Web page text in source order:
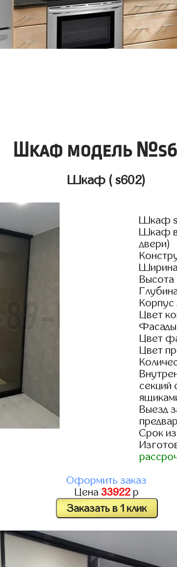
Шкаф модель
Шкаф ( s602)
Шкаф
Шкаф в
двери)
Цвет
Цвет
Цвет
секций
Выезд
Срок
Оформить заказ
Цена 33922 р
Заказать в 1 клик